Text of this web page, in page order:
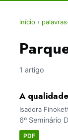
início ›
1 artigo
A
Isadora
6º Seminário
PDF